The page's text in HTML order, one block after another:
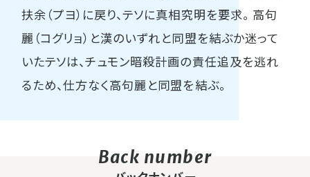
扶余（プヨ）に戻り、テソに真相究明を要求。 高句
麗（コグリョ）と漢のいずれと同盟を結ぶか迷って
いたテソは、チュモン暗殺計画の責任追及を逃れ
るため、仕方なく高句麗と同盟を結ぶ。